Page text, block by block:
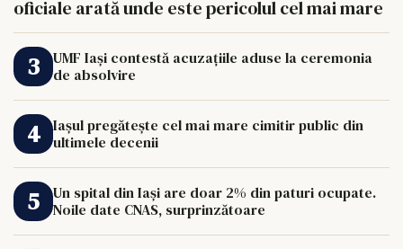
oficiale arată unde este pericolul cel mai mare
UMF Iași contestă acuzațiile aduse la ceremonia
de absolvire
Iașul pregătește cel mai mare cimitir public din
ultimele decenii
Un spital din Iași are doar 2% din paturi ocupate.
Noile date CNAS, surprinzătoare